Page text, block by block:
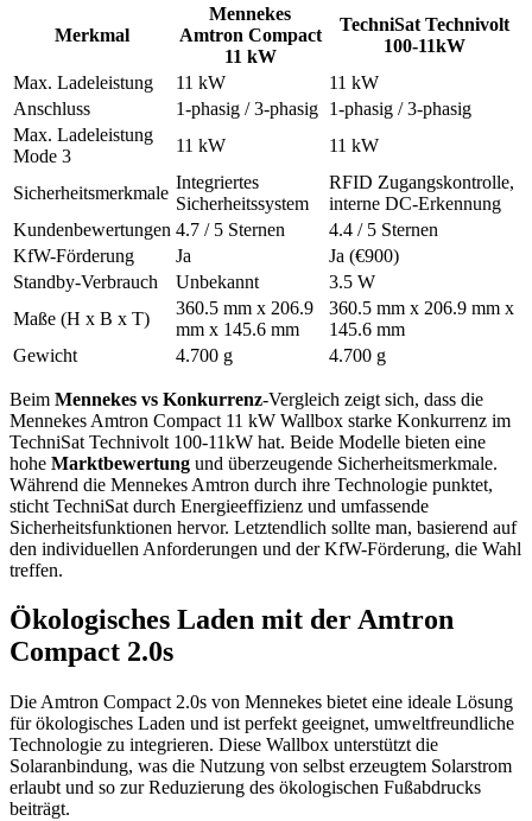
Merkmal
Mennekes
Amtron Compact
11 kW
TechniSat Technivolt
100-11kW
Max. Ladeleistung
11 kW
11 kW
Anschluss
1-phasig / 3-phasig 1-phasig / 3-phasig
Max. Ladeleistung
Mode 3
11 kW 11 kW
Sicherheitsmerkmale
Integriertes
Sicherheitssystem
RFID Zugangskontrolle,
interne DC-Erkennung
Kundenbewertungen 4.7 / 5 Sternen
4.4 / 5 Sternen
KfW-Förderung
Ja
Ja (€900)
Standby-Verbrauch
Unbekannt
3.5 W
Maße (H x B x T)
360.5 mm x 206.9
mm x 145.6 mm
360.5 mm x 206.9 mm x
145.6 mm
Gewicht
4.700 g 4.700 g
Beim Mennekes vs Konkurrenz-Vergleich zeigt sich, dass die
Mennekes Amtron Compact 11 kW Wallbox starke Konkurrenz im
TechniSat Technivolt 100-11kW hat. Beide Modelle bieten eine
hohe Marktbewertung und überzeugende Sicherheitsmerkmale.
Während die Mennekes Amtron durch ihre Technologie punktet,
sticht TechniSat durch Energieeffizienz und umfassende
Sicherheitsfunktionen hervor. Letztendlich sollte man, basierend auf
den individuellen Anforderungen und der KfW-Förderung, die Wahl
treffen.
Ökologisches Laden mit der Amtron
Compact 2.0s
Die Amtron Compact 2.0s von Mennekes bietet eine ideale Lösung
für ökologisches Laden und ist perfekt geeignet, umweltfreundliche
Technologie zu integrieren. Diese Wallbox unterstützt die
Solaranbindung, was die Nutzung von selbst erzeugtem Solarstrom
erlaubt und so zur Reduzierung des ökologischen Fußabdrucks
beiträgt.